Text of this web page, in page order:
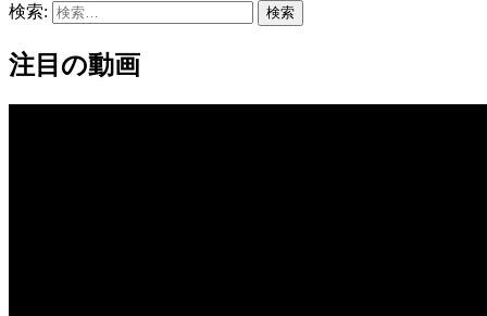
検索:
注目の動画